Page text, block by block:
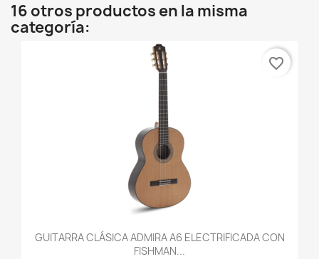
16 otros productos en la misma
categoría:
GUITARRA CLÁSICA ADMIRA A6 ELECTRIFICADA CON
FISHMAN...
favorite_border